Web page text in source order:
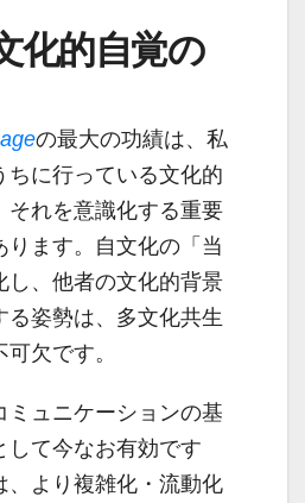
化的自覚の
の最大の功績は、私
ちに行っている文化的
それを意識化する重要
ります。自文化の「当
し、他者の文化的背景
る姿勢は、多文化共生
欠です。
ミュニケーションの基
して今なお有効です
、より複雑化・流動化